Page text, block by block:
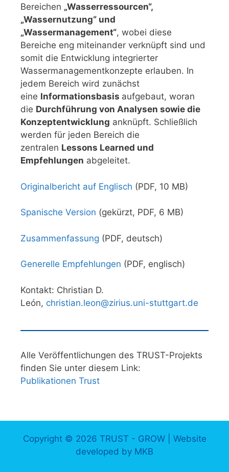
Bereichen „Wasserressourcen“,
„Wassernutzung“ und
„Wassermanagement“, wobei diese
Bereiche eng miteinander verknüpft sind und
somit die Entwicklung integrierter
Wassermanagementkonzepte erlauben. In
jedem Bereich wird zunächst
eine Informationsbasis aufgebaut, woran
die Durchführung von Analysen sowie die
Konzeptentwicklung anknüpft. Schließlich
werden für jeden Bereich die
zentralen Lessons Learned und
Empfehlungen abgeleitet.
Originalbericht auf Englisch (PDF, 10 MB)
Spanische Version (gekürzt, PDF, 6 MB)
Zusammenfassung (PDF, deutsch)
Generelle Empfehlungen (PDF, englisch)
Kontakt: Christian D.
León, christian.leon@zirius.uni-stuttgart.de
Alle Veröffentlichungen des TRUST-Projekts
finden Sie unter diesem Link:
Publikationen Trust
Copyright © 2026 TRUST - GROW | Website
developed by MKB